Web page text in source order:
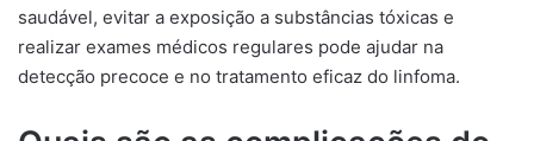
saudável, evitar a exposição a substâncias tóxicas e
realizar exames médicos regulares pode ajudar na
detecção precoce e no tratamento eficaz do linfoma.